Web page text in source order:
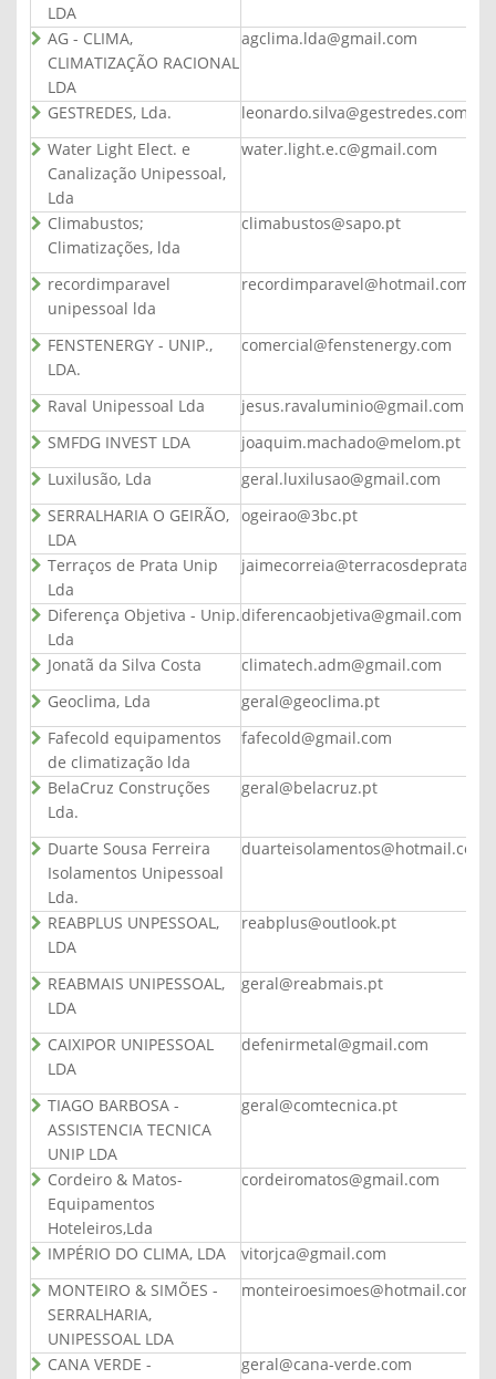
LDA
AG - CLIMA,
CLIMATIZAÇÃO RACIONAL
LDA
agclima.lda@gmail.com
GESTREDES, Lda.
leonardo.silva@gestredes.com
Water Light Elect. e
Canalização Unipessoal,
Lda
water.light.e.c@gmail.com
Climabustos;
Climatizações, lda
climabustos@sapo.pt
recordimparavel
unipessoal lda
recordimparavel@hotmail.com
FENSTENERGY - UNIP.,
LDA.
comercial@fenstenergy.com
Raval Unipessoal Lda
jesus.ravaluminio@gmail.com
SMFDG INVEST LDA
joaquim.machado@melom.pt
Luxilusão, Lda
geral.luxilusao@gmail.com
SERRALHARIA O GEIRÃO,
LDA
ogeirao@3bc.pt
Terraços de Prata Unip
Lda
jaimecorreia@terracosdeprata.pt
Diferença Objetiva - Unip.
Lda
diferencaobjetiva@gmail.com
Jonatã da Silva Costa
climatech.adm@gmail.com
Geoclima, Lda
geral@geoclima.pt
Fafecold equipamentos
de climatização lda
fafecold@gmail.com
BelaCruz Construções
Lda.
geral@belacruz.pt
Duarte Sousa Ferreira
Isolamentos Unipessoal
Lda.
duarteisolamentos@hotmail.com
REABPLUS UNPESSOAL,
LDA
reabplus@outlook.pt
REABMAIS UNIPESSOAL,
LDA
geral@reabmais.pt
CAIXIPOR UNIPESSOAL
LDA
defenirmetal@gmail.com
TIAGO BARBOSA -
ASSISTENCIA TECNICA
UNIP LDA
geral@comtecnica.pt
Cordeiro & Matos-
Equipamentos
Hoteleiros,Lda
cordeiromatos@gmail.com
IMPÉRIO DO CLIMA, LDA
vitorjca@gmail.com
MONTEIRO & SIMÕES -
SERRALHARIA,
UNIPESSOAL LDA
monteiroesimoes@hotmail.com
CANA VERDE -
geral@cana-verde.com